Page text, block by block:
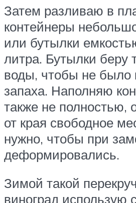
Затем разливаю в
контейнеры
или бутылки
литра. Бутылки беру
воды, чтобы не было
запаха. Наполняю
также не полностью,
от края свободное
нужно, чтобы при
деформировались.
Зимой такой
виноград использую